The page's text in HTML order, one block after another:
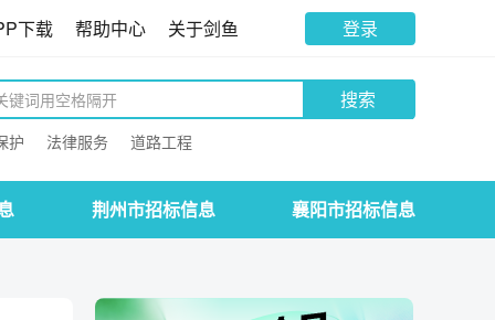
下载 帮助中心 关于剑鱼 登录
搜索
护 法律服务 道路工程
荆州市招标信息 襄阳市招标信息